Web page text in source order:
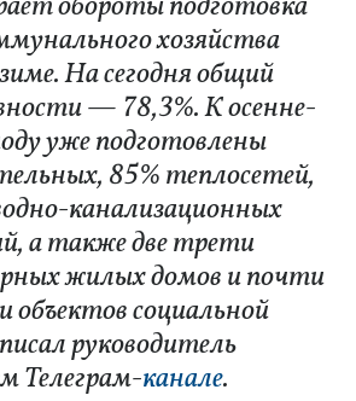
хозяйства
На сегодня общий
— 78,3%. К осенне-
уже подготовлены
85% теплосетей,
канализационных
а также две трети
жилых домов и почти
социальной
руководитель
Телеграм-канале.